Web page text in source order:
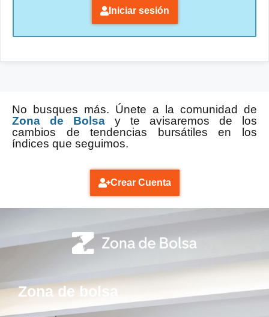
Iniciar sesión
No busques más. Únete a la comunidad de
Zona de Bolsa y te avisaremos de los
cambios de tendencias bursátiles en los
índices que seguimos.
Crear Cuenta
Zona de bolsa